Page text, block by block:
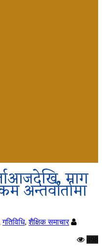
माग
अन्तर्वार्तामा
गतिविधि,शैक्षिक समाचार
498